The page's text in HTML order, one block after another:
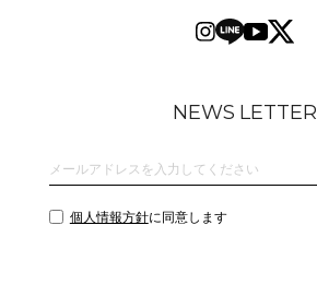
NEWS LETTER
個人情報方針に同意します